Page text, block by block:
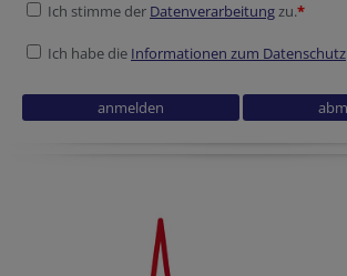
Ich stimme der Datenverarbeitungzu.*
Ich habe die Informationen zum Datenschutz